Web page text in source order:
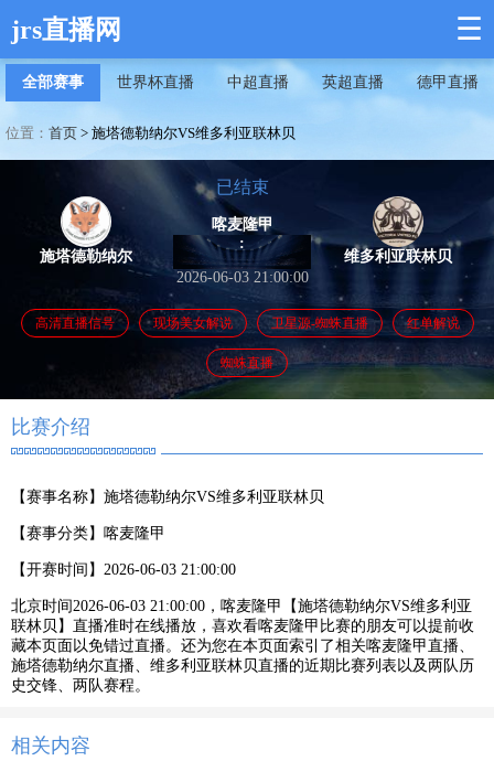
jrs直播网 ☰
全部赛事 世界杯直播 中超直播 英超直播 德甲直播
位置： 首页 > 施塔德勒纳尔VS维多利亚联林贝
施塔德勒纳尔
已结束
喀麦隆甲
:
2026-06-03 21:00:00
维多利亚联林贝
高清直播信号 现场美女解说 卫星源-蜘蛛直播 红单解说
蜘蛛直播
比赛介绍
【赛事名称】 施塔德勒纳尔VS维多利亚联林贝
【赛事分类】 喀麦隆甲
【开赛时间】 2026-06-03 21:00:00
北京时间2026-06-03 21:00:00，喀麦隆甲【施塔德勒纳尔VS维多利亚
联林贝】直播准时在线播放，喜欢看喀麦隆甲比赛的朋友可以提前收
藏本页面以免错过直播。还为您在本页面索引了相关喀麦隆甲直播、
施塔德勒纳尔直播、维多利亚联林贝直播的近期比赛列表以及两队历
史交锋、两队赛程。
相关内容